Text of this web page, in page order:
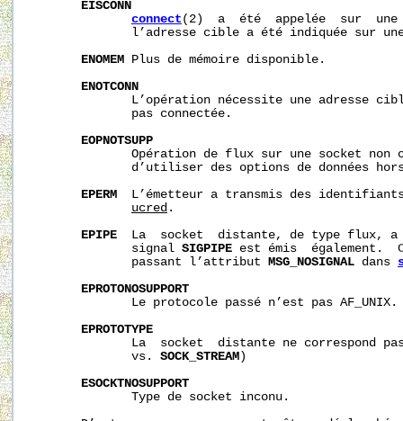
EISCONN
connect (2)  a  été  appelée  sur  une
l’adresse cible a été indiquée sur
ENOMEM Plus de mémoire disponible.
ENOTCONN
L’opération nécessite une adresse
              pas connectée.
EOPNOTSUPP
Opération de flux sur une socket non
d’utiliser des options de données
EPERM
L’émetteur a transmis des
ucred .
EPIPE
La  socket  distante, de type flux,
              signal
SIGPIPE est émis  également.
              passant l’attribut
MSG_NOSIGNAL dans
EPROTONOSUPPORT
              Le protocole passé n’est pas AF_UNIX.
EPROTOTYPE
La  socket  distante ne correspond
              vs.
SOCK_STREAM )
ESOCKTNOSUPPORT
              Type de socket inconu.